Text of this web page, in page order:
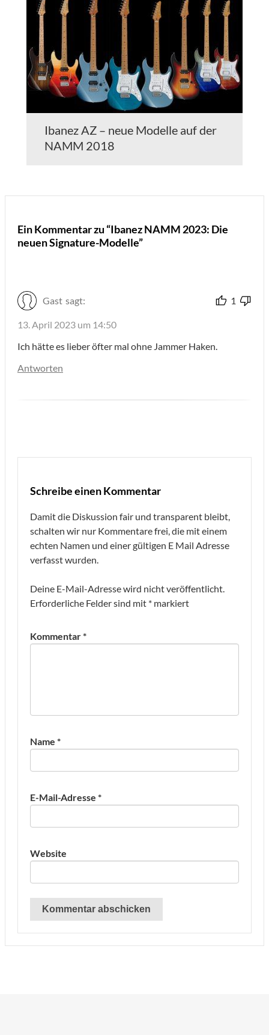
Ibanez AZ – neue Modelle auf der
NAMM 2018
Ein Kommentar zu “Ibanez NAMM 2023: Die
neuen Signature-Modelle”
Gast sagt: 1
13. April 2023 um 14:50
Ich hätte es lieber öfter mal ohne Jammer Haken.
Antworten
Schreibe einen Kommentar
Damit die Diskussion fair und transparent bleibt,
schalten wir nur Kommentare frei, die mit einem
echten Namen und einer gültigen E Mail Adresse
verfasst wurden.
Deine E-Mail-Adresse wird nicht veröffentlicht.
Erforderliche Felder sind mit * markiert
Kommentar*
Name *
E-Mail-Adresse *
Website